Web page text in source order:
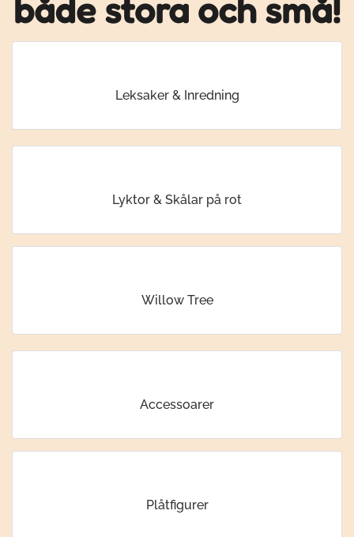
både stora och små!
Leksaker & Inredning
Lyktor & Skålar på rot
Willow Tree
Accessoarer
Plåtfigurer